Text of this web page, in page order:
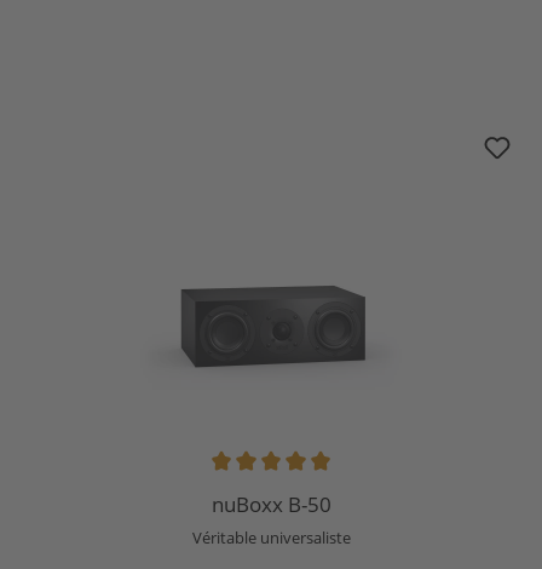
Note moyenne de 5 sur 5 étoiles
nuBoxx B-50
Véritable universaliste